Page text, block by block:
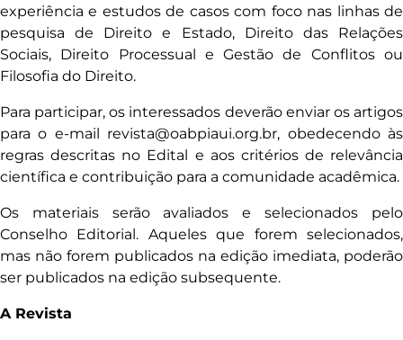
experiência e estudos de casos com foco nas linhas de
pesquisa de Direito e Estado, Direito das Relações
Sociais, Direito Processual e Gestão de Conflitos ou
Filosofia do Direito.
Para participar, os interessados deverão enviar os artigos
para o e-mail revista@oabpiaui.org.br, obedecendo às
regras descritas no Edital e aos critérios de relevância
científica e contribuição para a comunidade acadêmica.
Os materiais serão avaliados e selecionados pelo
Conselho Editorial. Aqueles que forem selecionados,
mas não forem publicados na edição imediata, poderão
ser publicados na edição subsequente.
A Revista